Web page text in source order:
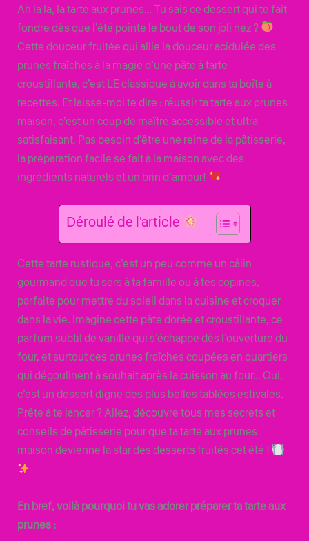
Ah la la, la tarte aux prunes… Tu sais ce dessert qui te fait
fondre dès que l’été pointe le bout de son joli nez ?
Cette douceur fruitée qui allie la douceur acidulée des
prunes fraîches à la magie d’une pâte à tarte
croustillante, c’est LE classique à avoir dans ta boîte à
recettes. Et laisse-moi te dire : réussir ta tarte aux prunes
maison, c’est un coup de maître accessible et ultra
satisfaisant. Pas besoin d’être une reine de la pâtisserie,
la préparation facile se fait à la maison avec des
ingrédients naturels et un brin d’amour!
Déroulé de l'article
Cette tarte rustique, c’est un peu comme un câlin
gourmand que tu sers à ta famille ou à tes copines,
parfaite pour mettre du soleil dans la cuisine et croquer
dans la vie. Imagine cette pâte dorée et croustillante, ce
parfum subtil de vanille qui s’échappe dès l’ouverture du
four, et surtout ces prunes fraîches coupées en quartiers
qui dégoulinent à souhait après la cuisson au four… Oui,
c’est un dessert digne des plus belles tablées estivales.
Prête à te lancer ? Allez, découvre tous mes secrets et
conseils de pâtisserie pour que ta tarte aux prunes
maison devienne la star des desserts fruités cet été !
En bref, voilà pourquoi tu vas adorer préparer ta tarte aux
prunes :